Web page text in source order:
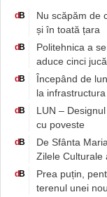
dB
Nu scăpăm de
și în toată țara
dB
Politehnica a
aduce cinci
dB
Începând de
la
dB
LUN –
cu poveste
dB
De Sfânta
Zilele Culturale
dB
Prea puțin,
terenul unei